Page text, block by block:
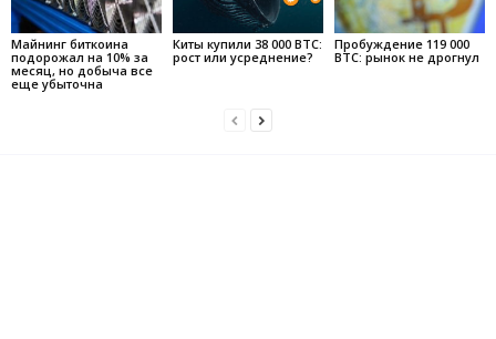
Майнинг биткоина
подорожал на 10% за
месяц, но добыча все
еще убыточна
Киты купили 38 000 BTC:
рост или усреднение?
Пробуждение 119 000
BTC: рынок не дрогнул